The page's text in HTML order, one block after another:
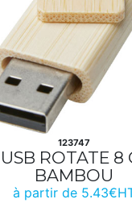
123747
ROTATE 8
BAMBOU
à partir de